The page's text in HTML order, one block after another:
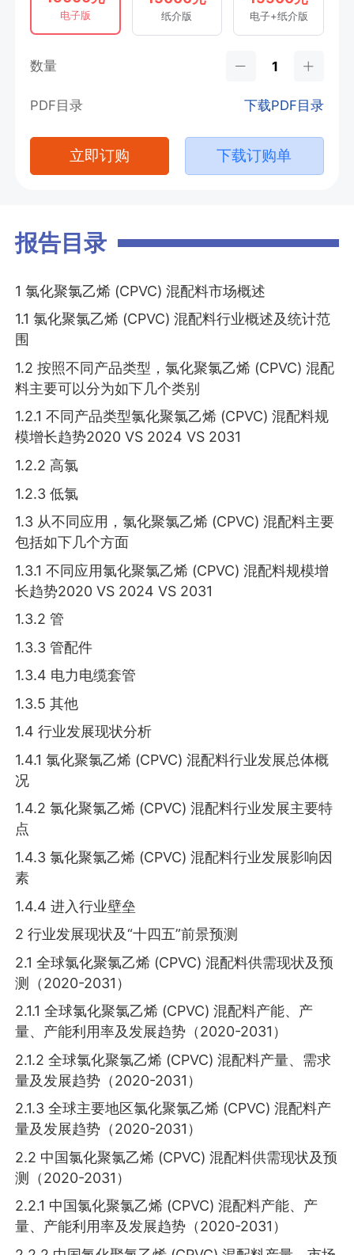
电子版 纸介版 电子+纸介版
数量
PDF目录 下载PDF目录
立即订购 下载订购单
报告目录
1 氯化聚氯乙烯 (CPVC) 混配料市场概述
1.1 氯化聚氯乙烯 (CPVC) 混配料行业概述及统计范
围
1.2 按照不同产品类型，氯化聚氯乙烯 (CPVC) 混配
料主要可以分为如下几个类别
1.2.1 不同产品类型氯化聚氯乙烯 (CPVC) 混配料规
模增长趋势2020 VS 2024 VS 2031
1.2.2 高氯
1.2.3 低氯
1.3 从不同应用，氯化聚氯乙烯 (CPVC) 混配料主要
包括如下几个方面
1.3.1 不同应用氯化聚氯乙烯 (CPVC) 混配料规模增
长趋势2020 VS 2024 VS 2031
1.3.2 管
1.3.3 管配件
1.3.4 电力电缆套管
1.3.5 其他
1.4 行业发展现状分析
1.4.1 氯化聚氯乙烯 (CPVC) 混配料行业发展总体概
况
1.4.2 氯化聚氯乙烯 (CPVC) 混配料行业发展主要特
点
1.4.3 氯化聚氯乙烯 (CPVC) 混配料行业发展影响因
素
1.4.4 进入行业壁垒
2 行业发展现状及“十四五”前景预测
2.1 全球氯化聚氯乙烯 (CPVC) 混配料供需现状及预
测（2020-2031）
2.1.1 全球氯化聚氯乙烯 (CPVC) 混配料产能、产
量、产能利用率及发展趋势（2020-2031）
2.1.2 全球氯化聚氯乙烯 (CPVC) 混配料产量、需求
量及发展趋势（2020-2031）
2.1.3 全球主要地区氯化聚氯乙烯 (CPVC) 混配料产
量及发展趋势（2020-2031）
2.2 中国氯化聚氯乙烯 (CPVC) 混配料供需现状及预
测（2020-2031）
2.2.1 中国氯化聚氯乙烯 (CPVC) 混配料产能、产
量、产能利用率及发展趋势（2020-2031）